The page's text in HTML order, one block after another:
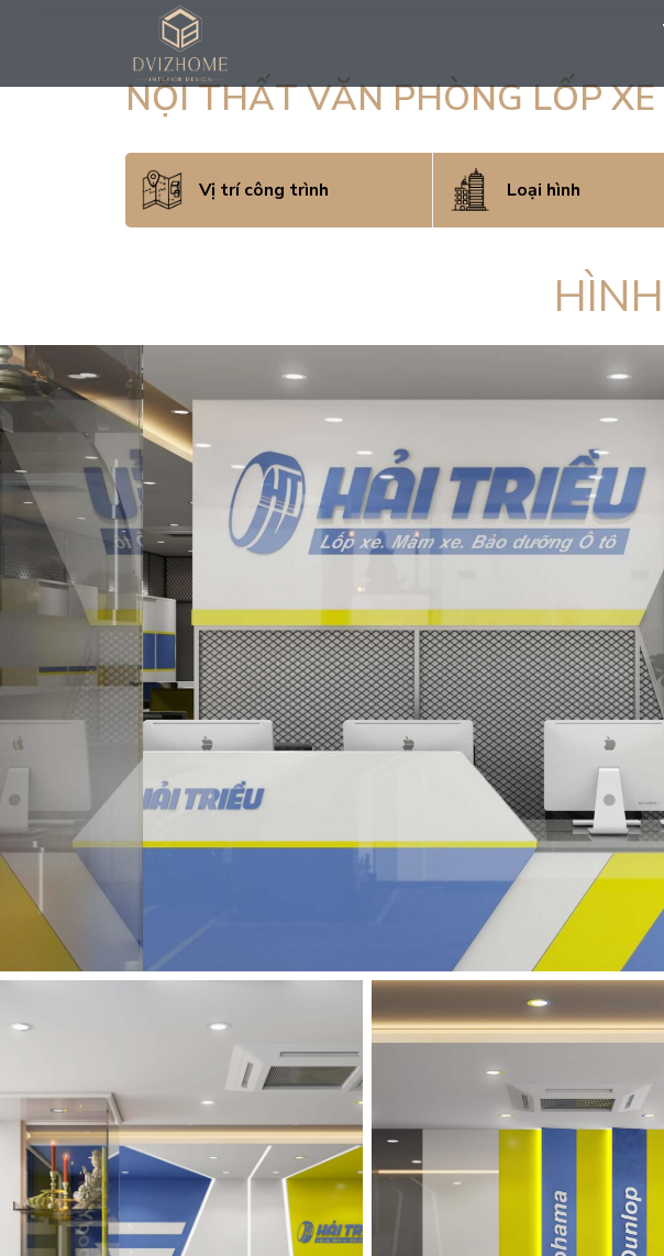
NỘI THẤT VĂN PHÒNG LỐP
Vị trí công trình Loại hình